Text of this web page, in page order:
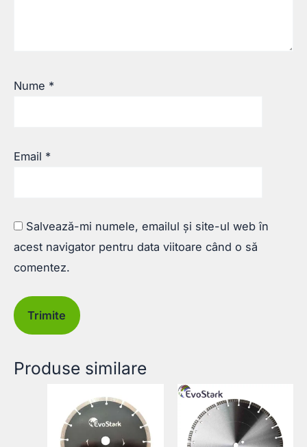
Nume *
Email *
Salvează-mi numele, emailul și site-ul web în
acest navigator pentru data viitoare când o să
comentez.
Produse similare